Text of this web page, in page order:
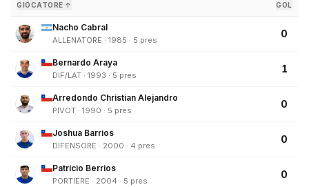
GIOCATORE ↑ GOL
Nacho Cabral
ALLENATORE · 1985 · 5 pres
0
Bernardo Araya
DIF/LAT · 1993 · 5 pres
1
Arredondo Christian Alejandro
PIVOT · 1990 · 5 pres
0
Joshua Barrios
DIFENSORE · 2000 · 4 pres
0
Patricio Berrios
PORTIERE · 2004 · 5 pres
0